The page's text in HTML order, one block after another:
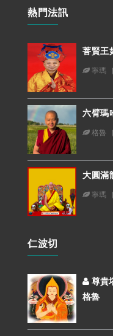
熱門法訊
菩賢王
寧瑪
六臂瑪
格魯
大圓滿
寧瑪
仁波切
尊貴
格魯